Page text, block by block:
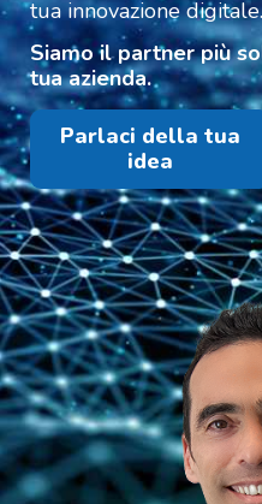
tua innovazione digitale.
Siamo il partner più
tua azienda.
Parlaci della tua
idea